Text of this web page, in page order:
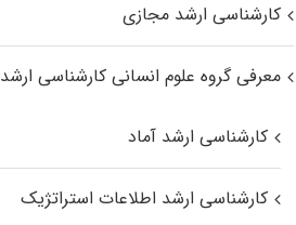
کارشناسی ارشد مجازی
معرفی گروه علوم انسانی کارشناسی ارشد
کارشناسی ارشد آماد
کارشناسی ارشد اطلاعات استراتژیک